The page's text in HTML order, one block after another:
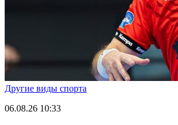
Другие виды спорта
06.08.26 10:33